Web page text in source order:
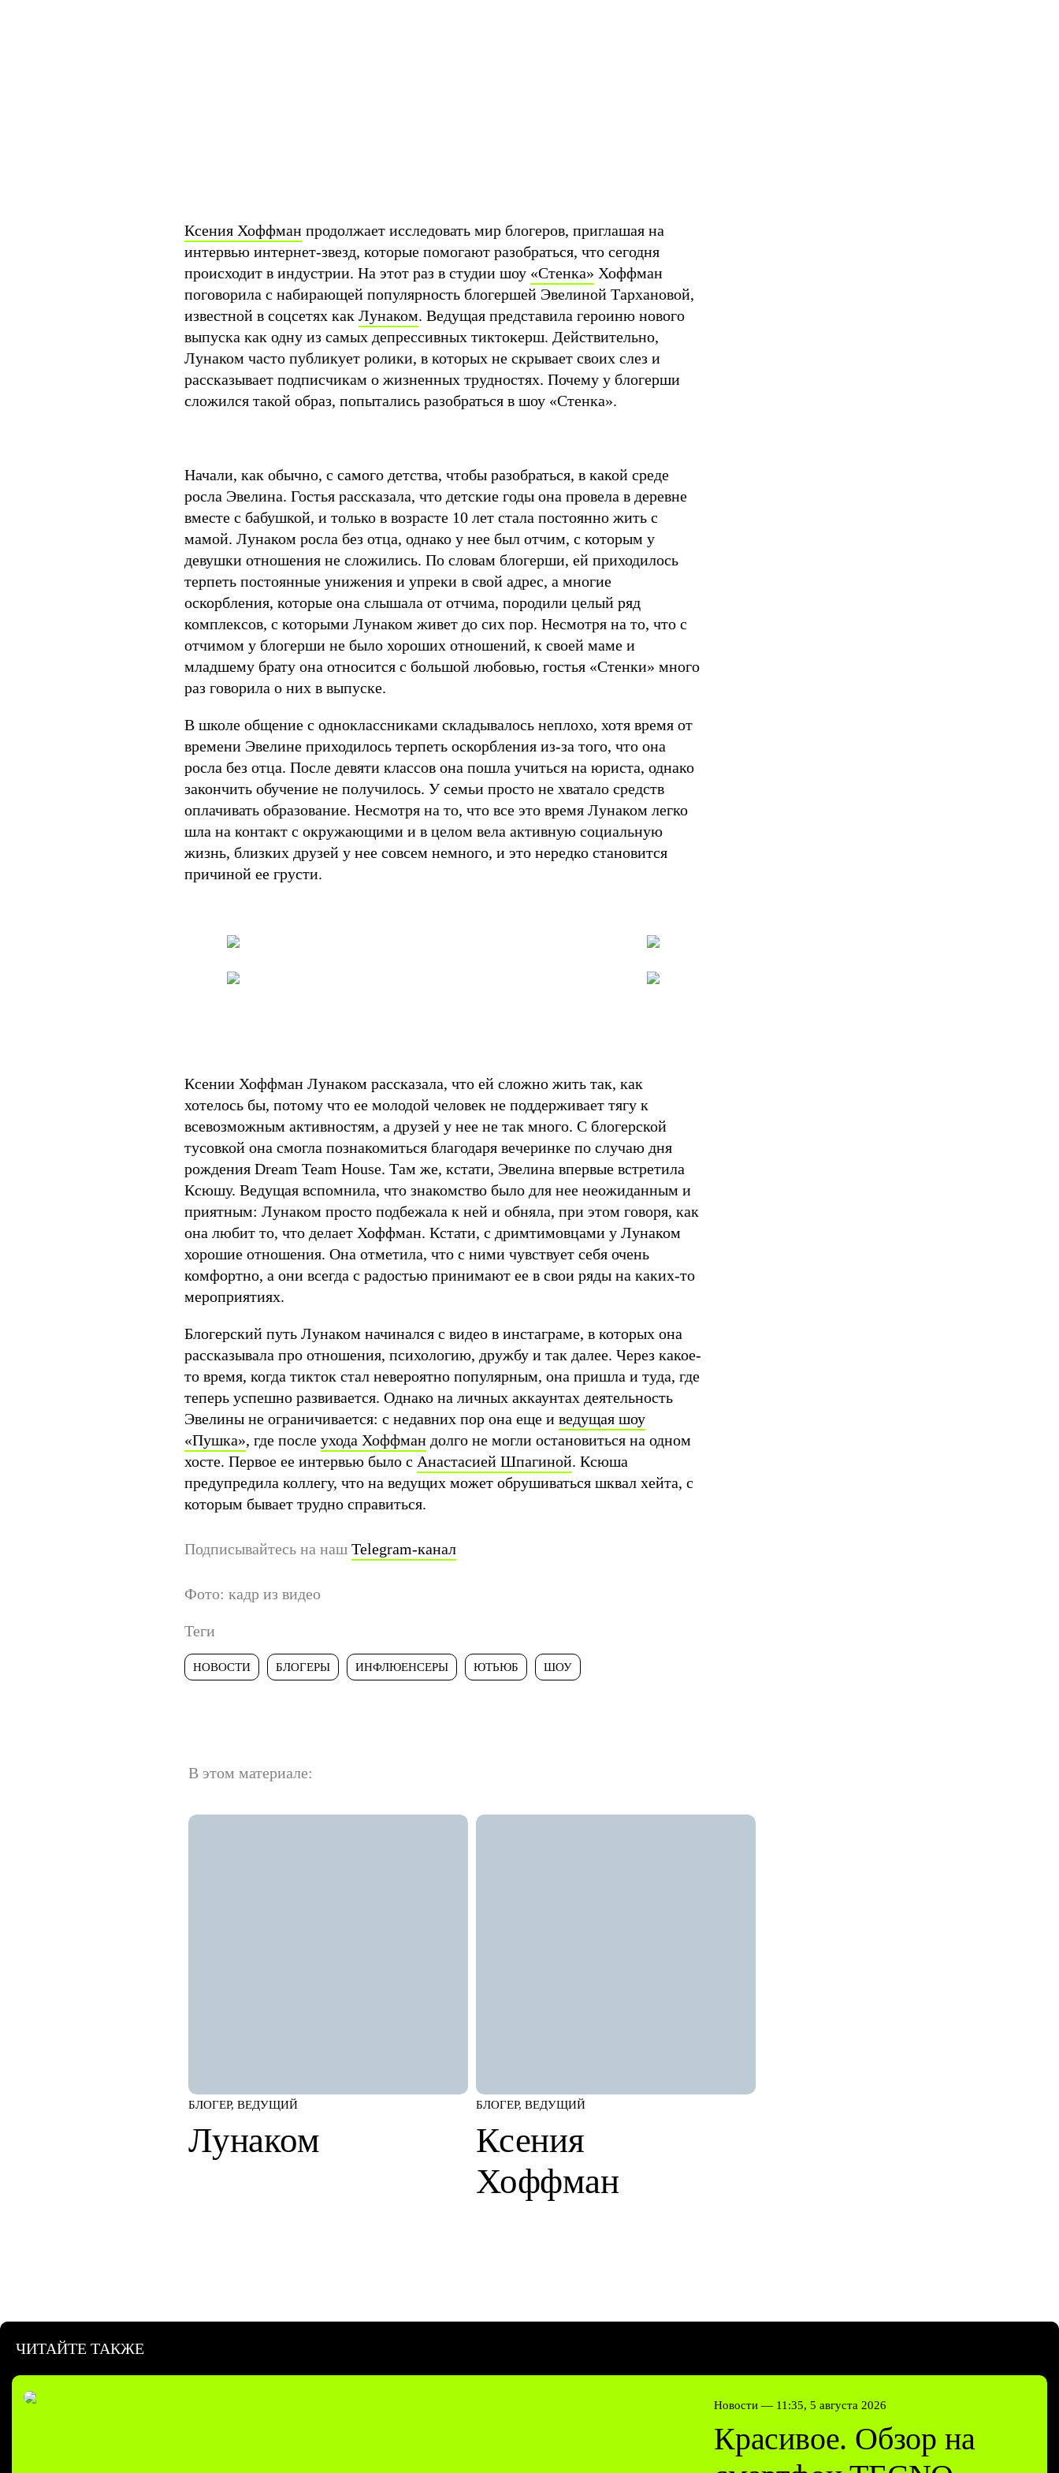
Ксения Хоффман продолжает исследовать мир блогеров, приглашая на
интервью интернет-звезд, которые помогают разобраться, что сегодня
происходит в индустрии. На этот раз в студии шоу «Стенка» Хоффман
поговорила с набирающей популярность блогершей Эвелиной Тархановой,
известной в соцсетях как Лунаком. Ведущая представила героиню нового
выпуска как одну из самых депрессивных тиктокерш. Действительно,
Лунаком часто публикует ролики, в которых не скрывает своих слез и
рассказывает подписчикам о жизненных трудностях. Почему у блогерши
сложился такой образ, попытались разобраться в шоу «Стенка».
Начали, как обычно, с самого детства, чтобы разобраться, в какой среде
росла Эвелина. Гостья рассказала, что детские годы она провела в деревне
вместе с бабушкой, и только в возрасте 10 лет стала постоянно жить с
мамой. Лунаком росла без отца, однако у нее был отчим, с которым у
девушки отношения не сложились. По словам блогерши, ей приходилось
терпеть постоянные унижения и упреки в свой адрес, а многие
оскорбления, которые она слышала от отчима, породили целый ряд
комплексов, с которыми Лунаком живет до сих пор. Несмотря на то, что с
отчимом у блогерши не было хороших отношений, к своей маме и
младшему брату она относится с большой любовью, гостья «Стенки» много
раз говорила о них в выпуске.
В школе общение с одноклассниками складывалось неплохо, хотя время от
времени Эвелине приходилось терпеть оскорбления из-за того, что она
росла без отца. После девяти классов она пошла учиться на юриста, однако
закончить обучение не получилось. У семьи просто не хватало средств
оплачивать образование. Несмотря на то, что все это время Лунаком легко
шла на контакт с окружающими и в целом вела активную социальную
жизнь, близких друзей у нее совсем немного, и это нередко становится
причиной ее грусти.
Ксении Хоффман Лунаком рассказала, что ей сложно жить так, как
хотелось бы, потому что ее молодой человек не поддерживает тягу к
всевозможным активностям, а друзей у нее не так много. С блогерской
тусовкой она смогла познакомиться благодаря вечеринке по случаю дня
рождения Dream Team House. Там же, кстати, Эвелина впервые встретила
Ксюшу. Ведущая вспомнила, что знакомство было для нее неожиданным и
приятным: Лунаком просто подбежала к ней и обняла, при этом говоря, как
она любит то, что делает Хоффман. Кстати, с дримтимовцами у Лунаком
хорошие отношения. Она отметила, что с ними чувствует себя очень
комфортно, а они всегда с радостью принимают ее в свои ряды на каких-то
мероприятиях.
Блогерский путь Лунаком начинался с видео в инстаграме, в которых она
рассказывала про отношения, психологию, дружбу и так далее. Через какое-
то время, когда тикток стал невероятно популярным, она пришла и туда, где
теперь успешно развивается. Однако на личных аккаунтах деятельность
Эвелины не ограничивается: с недавних пор она еще и ведущая шоу
«Пушка», где после ухода Хоффман долго не могли остановиться на одном
хосте. Первое ее интервью было с Анастасией Шпагиной. Ксюша
предупредила коллегу, что на ведущих может обрушиваться шквал хейта, с
которым бывает трудно справиться.
Подписывайтесь на наш Telegram-канал
Фото: кадр из видео
Теги
НОВОСТИ БЛОГЕРЫ ИНФЛЮЕНСЕРЫ ЮТЬЮБ ШОУ
В этом материале:
БЛОГЕР, ВЕДУЩИЙ
Лунаком
БЛОГЕР, ВЕДУЩИЙ
Ксения
Хоффман
ЧИТАЙТЕ ТАКЖЕ
Новости — 11:35, 5 августа 2026
Красивое. Обзор на